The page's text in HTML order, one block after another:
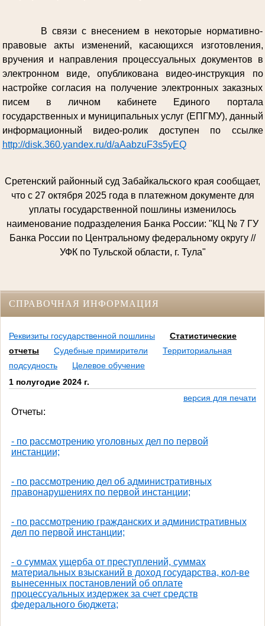
В связи с внесением в некоторые нормативно-
правовые акты изменений, касающихся изготовления,
вручения и направления процессуальных документов в
электронном виде, опубликована видео-инструкция по
настройке согласия на получение электронных заказных
писем в личном кабинете Единого портала
государственных и муниципальных услуг (ЕПГМУ), данный
информационный видео-ролик доступен по ссылке
http://disk.360.yandex.ru/d/aAabzuF3s5yEQ
Сретенский районный суд Забайкальского края сообщает,
что с 27 октября 2025 года в платежном документе для
уплаты государственной пошлины изменилось
наименование подразделения Банка России: "КЦ № 7 ГУ
Банка России по Центральному федеральному округу //
УФК по Тульской области, г. Тула"
СПРАВОЧНАЯ ИНФОРМАЦИЯ
Реквизиты государственной пошлины
Статистические
отчеты
Судебные примирители
Территориальная
подсудность
Целевое обучение
1 полугодие 2024 г.
версия для печати
Отчеты:
- по рассмотрению уголовных дел по первой
инстанции;
- по рассмотрению дел об административных
правонарушениях по первой инстанции;
- по рассмотрению гражданских и административных
дел по первой инстанции;
- о суммах ущерба от преступлений, суммах
материальных взысканий в доход государства, кол-ве
вынесенных постановлений об оплате
процессуальных издержек за счет средств
федерального бюджета;